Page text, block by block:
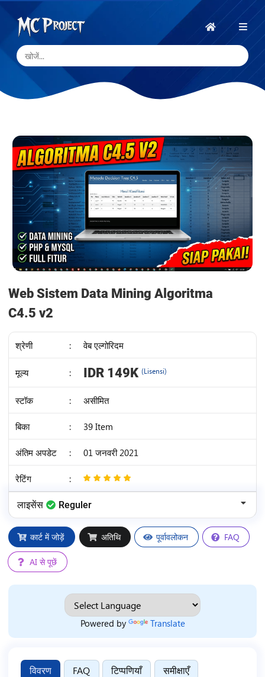
होम
Web Sistem Data Mining Algoritma
C4.5 v2
श्रेणी : वेब एल्गोरिदम
मूल्य : IDR 149K (Lisensi)
स्टॉक : असीमित
बिका : 39 Item
अंतिम अपडेट : 01 जनवरी 2021
रेटिंग :
/
लाइसेंस Reguler
कार्ट में जोड़ें अतिथि पूर्वावलोकन FAQ
AI से पूछें
Powered by Translate
विवरण FAQ टिप्पणियाँ समीक्षाएँ
Project
Official
Store
डिजिटल
स्टोर
और
फ्रीलांस
सेवाएँ